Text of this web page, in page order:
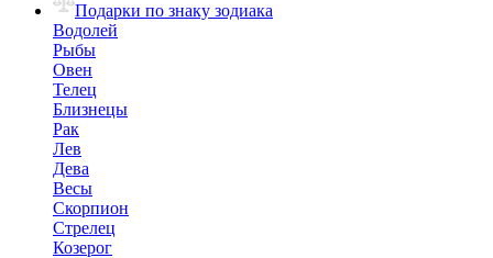
Подарки по знаку зодиака
Водолей
Рыбы
Овен
Телец
Близнецы
Рак
Лев
Дева
Весы
Скорпион
Стрелец
Козерог